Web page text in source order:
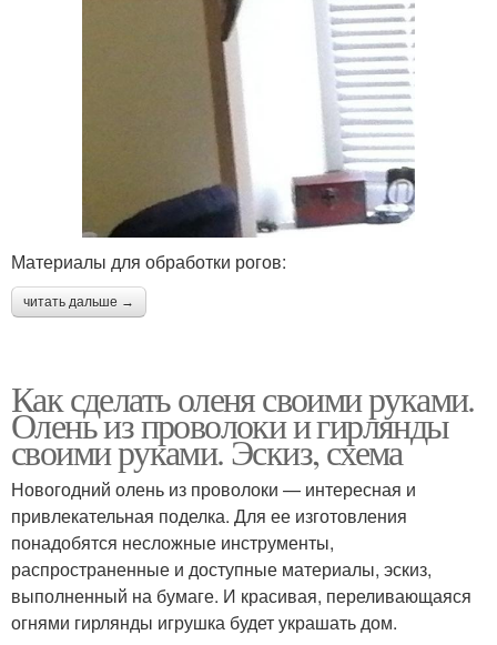
Материалы для обработки рогов:
читать дальше →
Как сделать оленя своими руками.
Олень из проволоки и гирлянды
своими руками. Эскиз, схема
Новогодний олень из проволоки — интересная и
привлекательная поделка. Для ее изготовления
понадобятся несложные инструменты,
распространенные и доступные материалы, эскиз,
выполненный на бумаге. И красивая, переливающаяся
огнями гирлянды игрушка будет украшать дом.